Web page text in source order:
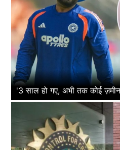
'3 साल हो गए, अभी तक कोई